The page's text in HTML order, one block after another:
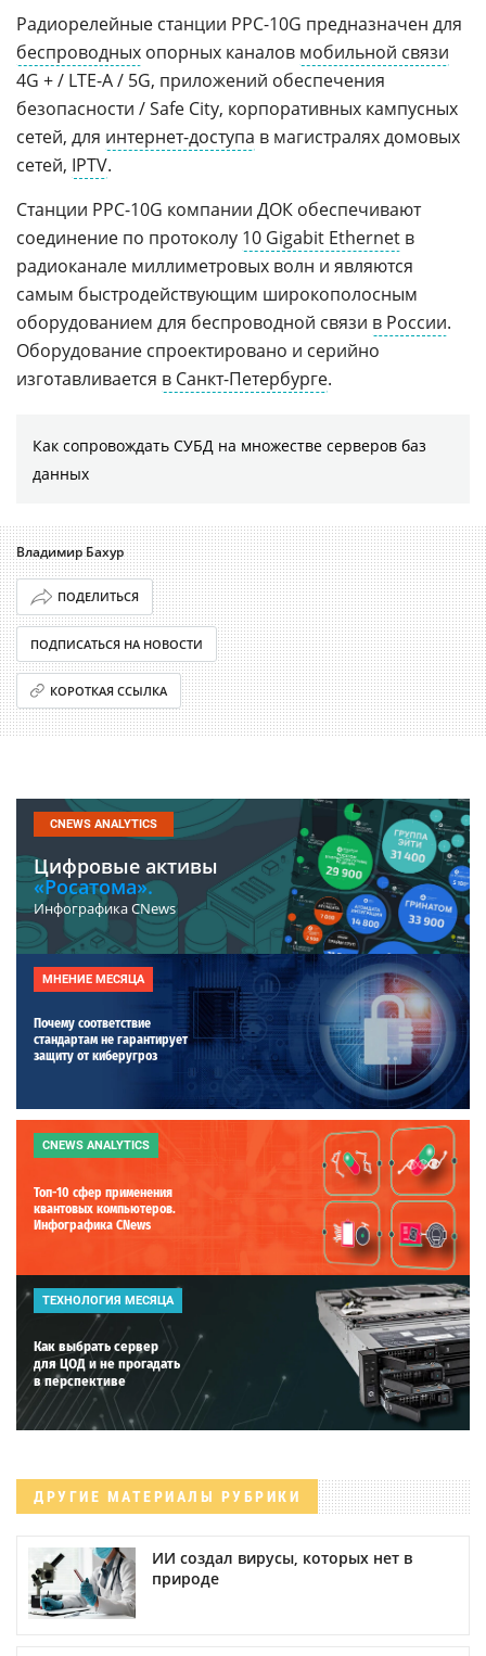
Радиорелейные станции PPC-10G предназначен для
беспроводных опорных каналов мобильной связи
4G + / LTE-A / 5G, приложений обеспечения
безопасности / Safe City, корпоративных кампусных
сетей, для интернет-доступа в магистралях домовых
сетей, IPTV.
Станции PPC-10G компании ДОК обеспечивают
соединение по протоколу 10 Gigabit Ethernet в
радиоканале миллиметровых волн и являются
самым быстродействующим широкополосным
оборудованием для беспроводной связи в России.
Оборудование спроектировано и серийно
изготавливается в Санкт-Петербурге.
Как сопровождать СУБД на множестве серверов баз
данных
Владимир Бахур
ПОДЕЛИТЬСЯ
ПОДПИСАТЬСЯ НА НОВОСТИ
КОРОТКАЯ ССЫЛКА
CNEWS ANALYTICS
Цифровые активы
«Росатома».
Инфографика CNews
МНЕНИЕ МЕСЯЦА
Почему соответствие
стандартам не гарантирует
защиту от киберугроз
CNEWS ANALYTICS
Топ-10 сфер применения
квантовых компьютеров.
Инфографика CNews
ТЕХНОЛОГИЯ МЕСЯЦА
Как выбрать сервер
для ЦОД и не прогадать
в перспективе
ДРУГИЕ МАТЕРИАЛЫ РУБРИКИ
ИИ создал вирусы, которых нет в
природе